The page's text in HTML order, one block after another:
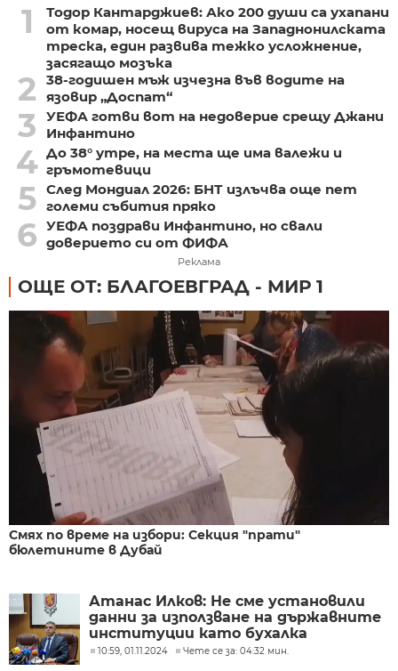
1
Тодор Кантарджиев: Ако 200 души са ухапани
от комар, носещ вируса на Западнонилската
треска, един развива тежко усложнение,
засягащо мозъка
2
38-годишен мъж изчезна във водите на
язовир „Доспат“
3
УЕФА готви вот на недоверие срещу Джани
Инфантино
4 До 38° утре, на места ще има валежи и
гръмотевици
5 След Мондиал 2026: БНТ излъчва още пет
големи събития пряко
6 УЕФА поздрави Инфантино, но свали
доверието си от ФИФА
Реклама
ОЩЕ ОТ: БЛАГОЕВГРАД - МИР 1
Смях по време на избори: Секция "прати"
бюлетините в Дубай
Атанас Илков: Не сме установили
данни за използване на държавните
институции като бухалка
10:59, 01.11.2024 Чете се за: 04:32 мин.